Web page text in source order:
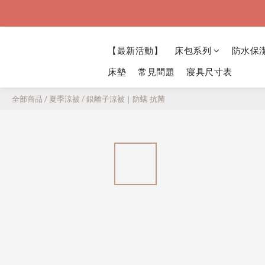
【最新活動】 床包系列
防水保
床墊
常見問題 寢具尺寸表
全部商品 / 夏季涼被 /銀離子涼被｜防螨 抗菌